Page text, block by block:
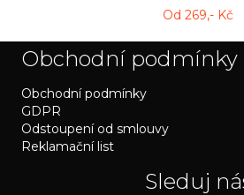
Od 269,- Kč
Obchodní podmínky
Obchodní podmínky
GDPR
Odstoupení od smlouvy
Reklamační list
Sleduj